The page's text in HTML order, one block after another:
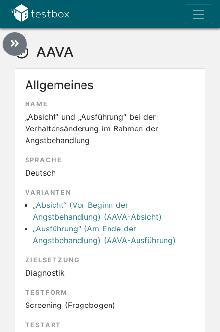
AAVA
Allgemeines
NAME
„Absicht“ und „Ausführung“ bei der
Verhaltensänderung im Rahmen der
Angstbehandlung
SPRACHE
Deutsch
VARIANTEN
„Absicht“ (Vor Beginn der
Angstbehandlung) (AAVA-Absicht)
„Ausführung“ (Am Ende der
Angstbehandlung) (AAVA-Ausführung)
ZIELSETZUNG
Diagnostik
TESTFORM
Screening (Fragebogen)
TESTART